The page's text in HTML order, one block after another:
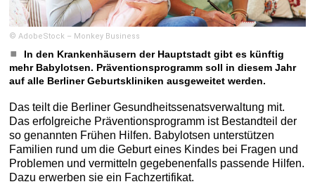
© AdobeStock – Monkey Business
In den Krankenhäusern der Hauptstadt gibt es künftig
mehr Babylotsen. Präventionsprogramm soll in diesem Jahr
auf alle Berliner Geburtskliniken ausgeweitet werden.
Das teilt die Berliner Gesundheitssenatsverwaltung mit.
Das erfolgreiche Präventionsprogramm ist Bestandteil der
so genannten Frühen Hilfen. Babylotsen unterstützen
Familien rund um die Geburt eines Kindes bei Fragen und
Problemen und vermitteln gegebenenfalls passende Hilfen.
Dazu erwerben sie ein Fachzertifikat.